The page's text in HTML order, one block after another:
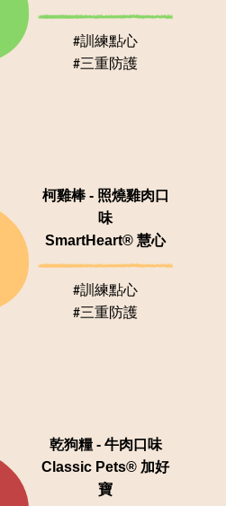
#訓練點心
#三重防護
柯雞棒 - 照燒雞肉口
味
SmartHeart® 慧心
#訓練點心
#三重防護
乾狗糧 - 牛肉口味
Classic Pets® 加好
寶